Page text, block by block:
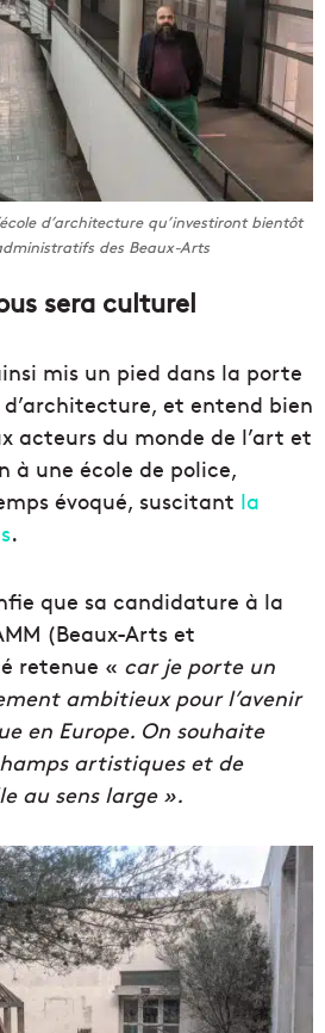
d’architecture qu’investiront bientôt
des Beaux-Arts
sera culturel
mis un pied dans la porte
d’architecture, et entend bien
acteurs du monde de l’art et
à une école de police,
évoqué, suscitant la
.
que sa candidature à la
(Beaux-Arts et
retenue « car je porte un
ambitieux pour l’avenir
en Europe. On souhaite
artistiques et de
au sens large ».